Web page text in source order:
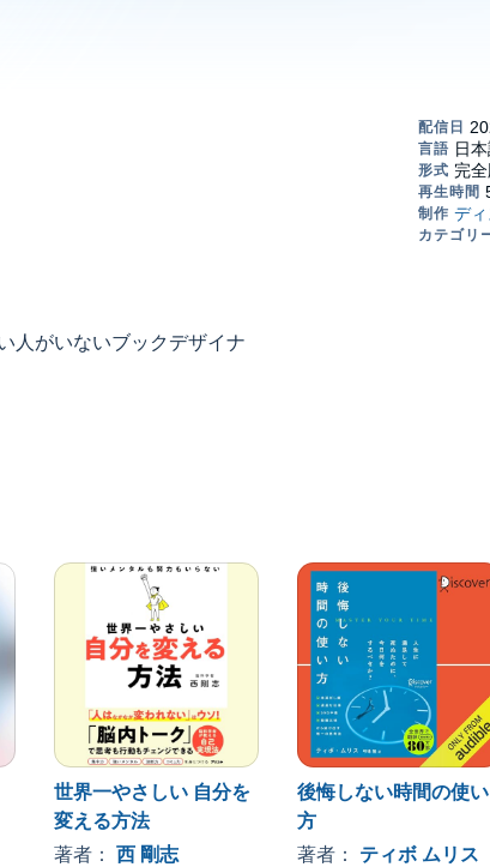
人がいないブックデザイナ
介。
世界一やさしい 自分を
変える方法
著者： 西 剛志
後悔しない時間の使い
方
著者： ティボ ムリス